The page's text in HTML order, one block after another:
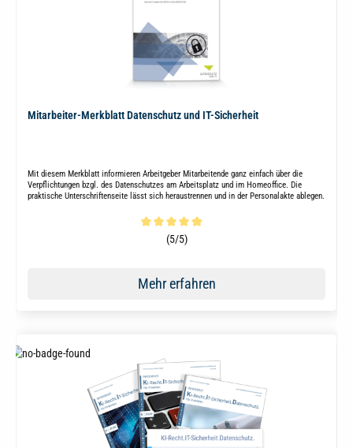
Mitarbeiter-Merkblatt Datenschutz und IT-Sicherheit
Mit diesem Merkblatt informieren Arbeitgeber Mitarbeitende ganz einfach über die
Verpflichtungen bzgl. des Datenschutzes am Arbeitsplatz und im Homeoffice. Die
praktische Unterschriftenseite lässt sich heraustrennen und in der Personalakte ablegen.
Durchschnittliche Bewertung von 5 von 5 Sternen
(5/5)
Mehr erfahren